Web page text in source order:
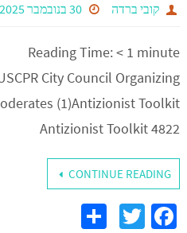
קובי ברדה 30 בנובמבר 2025
Reading Time:< 1 minute
City Council Organizing
(1)Antizionist Toolkit
Antizionist Toolkit 4822
CONTINUE READING
Fa
T